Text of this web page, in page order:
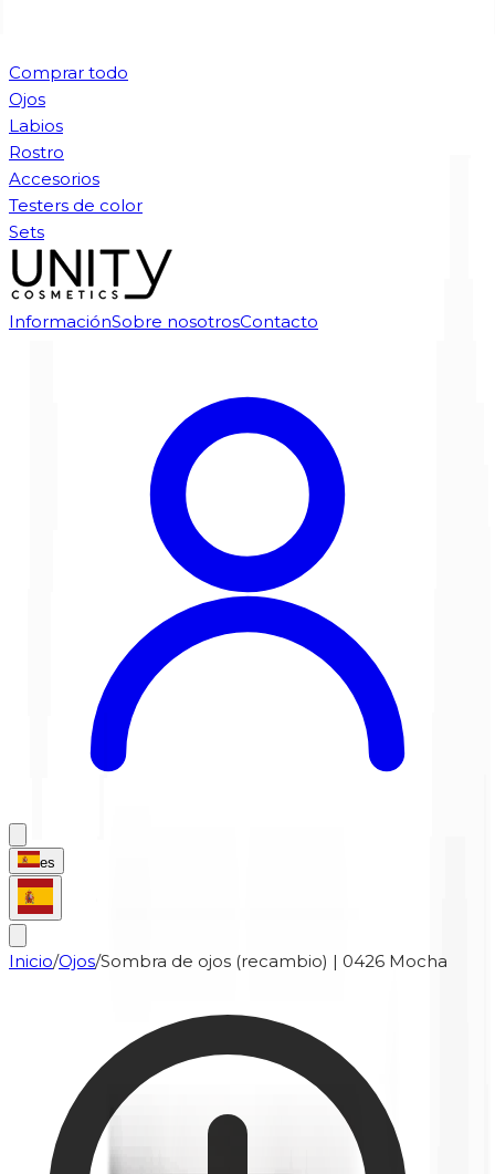
Comprar todo
Ojos
Labios
Rostro
Accesorios
Testers de color
Sets
InformaciónSobre nosotrosContacto
es
Inicio/Ojos/Sombra de ojos (recambio) | 0426 Mocha